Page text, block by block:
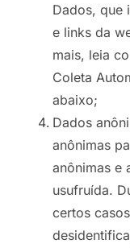
Dados, que
e links da
mais, leia
Coleta
abaixo;
Dados
anônimas
anônimas e
usufruída.
certos